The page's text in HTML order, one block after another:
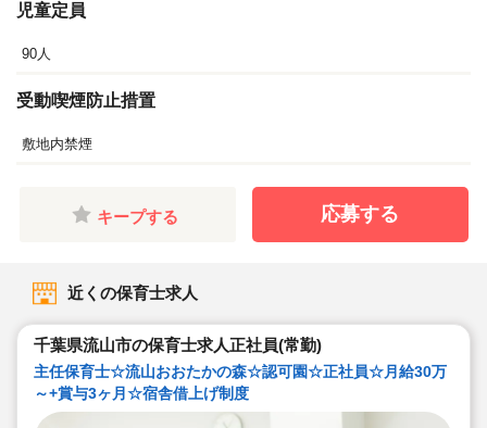
児童定員
90人
受動喫煙防止措置
敷地内禁煙
キープする 応募する
近くの保育士求人
千葉県流山市の保育士求人正社員(常勤)
主任保育士☆流山おおたかの森☆認可園☆正社員☆月給30万
～+賞与3ヶ月☆宿舎借上げ制度